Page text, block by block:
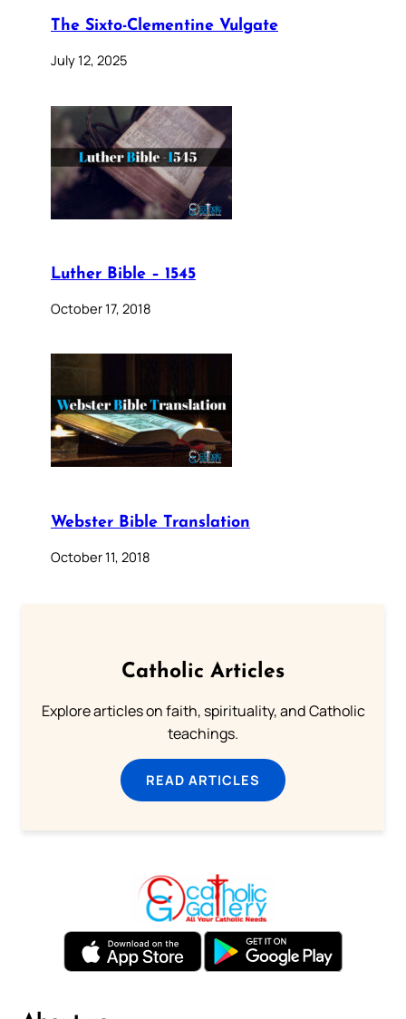
The Sixto-Clementine Vulgate
July 12, 2025
Luther Bible – 1545
October 17, 2018
Webster Bible Translation
October 11, 2018
Catholic Articles
Explore articles on faith, spirituality, and Catholic
teachings.
READ ARTICLES